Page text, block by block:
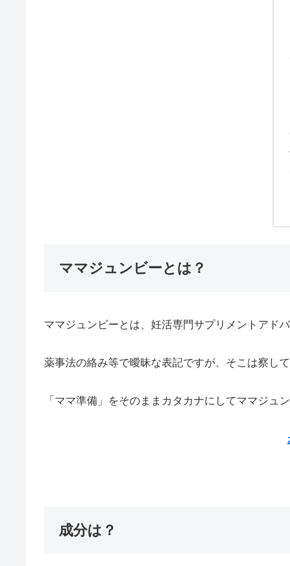
ママジュンビーとは？
ママジュンビーとは、妊活専門サプリメントアド
薬事法の絡み等で曖昧な表記ですが、そこは察して
「ママ準備」をそのままカタカナにしてママジュ
成分は？